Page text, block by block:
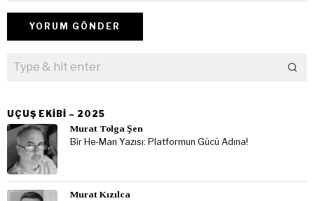
UÇUŞ EKIBI – 2025
Murat Tolga Şen
Bir He-Man Yazısı: Platformun Gücü Adına!
Murat Kızılca